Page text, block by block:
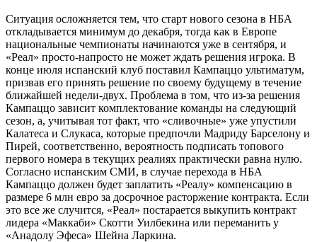
Ситуация осложняется тем, что старт нового сезона в НБА
откладывается минимум до декабря, тогда как в Европе
национальные чемпионаты начинаются уже в сентября, и
«Реал» просто-напросто не может ждать решения игрока. В
конце июля испанский клуб поставил Кампаццо ультиматум,
призвав его принять решение по своему будущему в течение
ближайшей недели-двух. Проблема в том, что из-за решения
Кампаццо зависит комплектование команды на следующий
сезон, а, учитывая тот факт, что «сливочные» уже упустили
Калатеса и Слукаса, которые предпочли Мадриду Барселону и
Пирей, соответственно, вероятность подписать топового
первого номера в текущих реалиях практически равна нулю.
Согласно испанским СМИ, в случае перехода в НБА
Кампаццо должен будет заплатить «Реалу» компенсацию в
размере 6 млн евро за досрочное расторжение контракта. Если
это все же случится, «Реал» постарается выкупить контракт
лидера «Маккаби» Скотти Уилбекина или переманить у
«Анадолу Эфеса» Шейна Ларкина.